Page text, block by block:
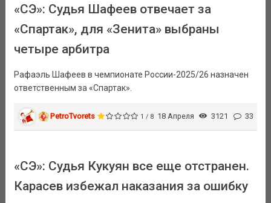
«СЭ»: Судья Шафеев отвечает за
«Спартак», для «Зенита» выбраны
четыре арбитра
Рафаэль Шафеев в чемпионате России-2025/26 назначен
ответственным за «Спартак».
PetroTvorets 1 / 8 18 Апреля 3121 33
«СЭ»: Судья Кукуян все еще отстранен.
Карасев избежал наказания за ошибку